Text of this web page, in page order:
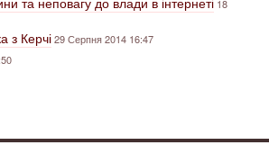
18
з Керчі29 Серпня 2014 16:47